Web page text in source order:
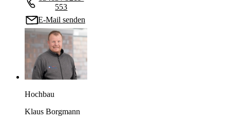
553
E-Mail senden
Hochbau
Klaus Borgmann